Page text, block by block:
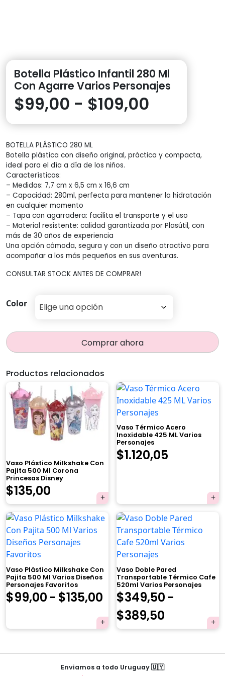
Botella Plástico Infantil 280 Ml
Con Agarre Varios Personajes
$99,00 - $109,00
de
precios:
$99,00
hasta
$109,00
BOTELLA PLÁSTICO 280 ML
Botella plástica con diseño original, práctica y compacta,
ideal para el día a día de los niños.
Características:
– Medidas: 7,7 cm x 6,5 cm x 16,6 cm
– Capacidad: 280ml, perfecta para mantener la hidratación
en cualquier momento
– Tapa con agarradera: facilita el transporte y el uso
– Material resistente: calidad garantizada por Plasútil, con
más de 30 años de experiencia
Una opción cómoda, segura y con un diseño atractivo para
acompañar a los más pequeños en sus aventuras.
CONSULTAR STOCK ANTES DE COMPRAR!
Color
Comprar ahora
Productos relacionados
Vaso Plástico Milkshake Con
Pajita 500 Ml Corona
Princesas Disney
$135,00
Vaso Térmico Acero
Inoxidable 425 ML Varios
Personajes
El
era:
$1.179,00.
$1.120,05
actual
es:
$1.120,05.
Vaso Plástico Milkshake Con
Pajita 500 Ml Varios Diseños
Personajes Favoritos
$99,00 - $135,00 Rango
de
precios:
desde
$99,00
Vaso Doble Pared
Transportable Térmico Cafe
520ml Varios Personajes
$349,50 -
$389,50
de
precios:
desde
NavegaciónEnviamos a todo Uruguay 🇺🇾
Tu carrito está vacío.